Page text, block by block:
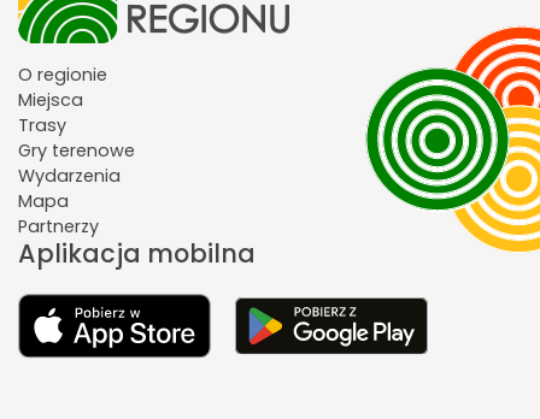
O regionie
Miejsca
Trasy
Gry terenowe
Wydarzenia
Mapa
Partnerzy
Aplikacja mobilna